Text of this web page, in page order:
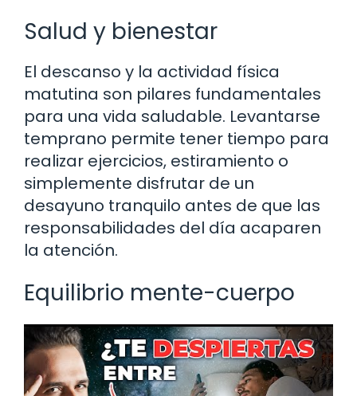
Salud y bienestar
El descanso y la actividad física
matutina son pilares fundamentales
para una vida saludable. Levantarse
temprano permite tener tiempo para
realizar ejercicios, estiramiento o
simplemente disfrutar de un
desayuno tranquilo antes de que las
responsabilidades del día acaparen
la atención.
Equilibrio mente-cuerpo